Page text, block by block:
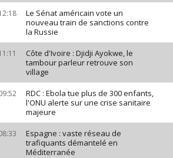
Le Sénat américain vote un
nouveau train de sanctions contre
la Russie
Côte d'Ivoire : Djidji Ayokwe, le
tambour parleur retrouve son
village
RDC : Ebola tue plus de 300 enfants,
l'ONU alerte sur une crise sanitaire
majeure
Espagne : vaste réseau de
trafiquants démantelé en
Méditerranée